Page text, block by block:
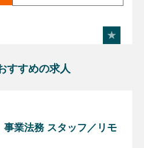
すすめの求人
事業法務 スタッフ／リモ